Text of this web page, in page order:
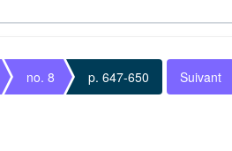
no. 8 p. 647-650 Suivant